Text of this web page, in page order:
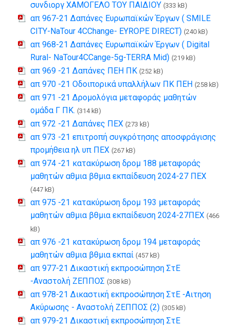
συνδιοργ ΧΑΜΟΓΕΛΟ ΤΟΥ ΠΑΙΔΙΟΥ (333 kB)
απ 967-21 Δαπάνες Ευρωπαϊκών Έργων ( SMILE
CITY-NaTour 4CChange- EYROPE DIRECT) (240 kB)
απ 968-21 Δαπάνες Ευρωπαϊκών Έργων ( Digital
Rural- NaTour4CCange-5g-TERRA Mid) (219 kB)
απ 969 -21 Δαπάνες ΠΕΗ ΠΚ (252 kB)
απ 970 -21 Οδοιπορικά υπαλλήλων ΠΚ ΠΕΗ (258 kB)
απ 971 -21 Δρομολόγια μεταφοράς μαθητών
ομάδα Γ ΠΚ. (314 kB)
απ 972 -21 Δαπάνες ΠΕΧ (273 kB)
απ 973 -21 επιτροπή συγκρότησης αποσφράγισης
προμήθεια ηλ υπ ΠΕΧ (267 kB)
απ 974 -21 κατακύρωση δρομ 188 μεταφοράς
μαθητών αθμια βθμια εκπαίδευση 2024-27 ΠΕΧ
(447 kB)
απ 975 -21 κατακύρωση δρομ 193 μεταφοράς
μαθητών αθμια βθμια εκπαίδευση 2024-27ΠΕΧ (466
kB)
απ 976 -21 κατακύρωση δρομ 194 μεταφοράς
μαθητών αθμια βθμια εκπαί (457 kB)
απ 977-21 Δικαστική εκπροσώπηση ΣτΕ
-Αναστολή ΖΕΠΠΟΣ (308 kB)
απ 978-21 Δικαστική εκπροσώπηση ΣτΕ -Αιτηση
Ακύρωσης - Αναστολή ΖΕΠΠΟΣ (2) (305 kB)
απ 979-21 Δικαστική εκπροσώπηση ΣτΕ